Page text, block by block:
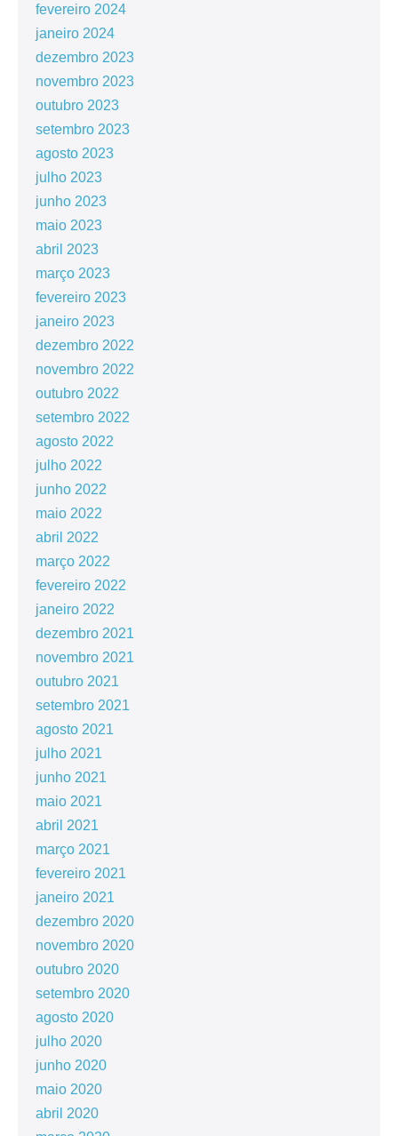
fevereiro 2024
janeiro 2024
dezembro 2023
novembro 2023
outubro 2023
setembro 2023
agosto 2023
julho 2023
junho 2023
maio 2023
abril 2023
março 2023
fevereiro 2023
janeiro 2023
dezembro 2022
novembro 2022
outubro 2022
setembro 2022
agosto 2022
julho 2022
junho 2022
maio 2022
abril 2022
março 2022
fevereiro 2022
janeiro 2022
dezembro 2021
novembro 2021
outubro 2021
setembro 2021
agosto 2021
julho 2021
junho 2021
maio 2021
abril 2021
março 2021
fevereiro 2021
janeiro 2021
dezembro 2020
novembro 2020
outubro 2020
setembro 2020
agosto 2020
julho 2020
junho 2020
maio 2020
abril 2020